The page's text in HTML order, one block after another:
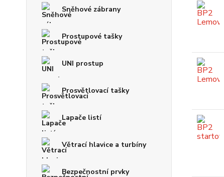
Sněhové zábrany
Prostupové tašky
UNI prostup
Prosvětlovací tašky
Lapače listí
Větrací hlavice a turbíny
Bezpečnostní prvky